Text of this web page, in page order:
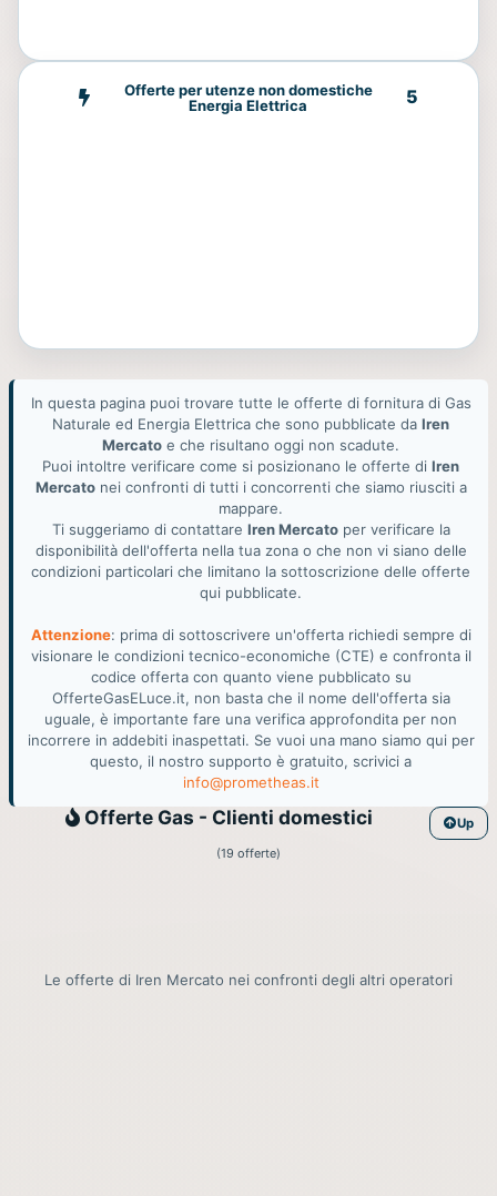
Offerte per utenze non domestiche
Energia Elettrica
5
In questa pagina puoi trovare tutte le offerte di fornitura di Gas
Naturale ed Energia Elettrica che sono pubblicate da Iren
Mercato e che risultano oggi non scadute.
Puoi intoltre verificare come si posizionano le offerte di Iren
Mercatonei confronti di tutti i concorrenti che siamo riusciti a
mappare.
Ti suggeriamo di contattare Iren Mercatoper verificare la
disponibilità dell'offerta nella tua zona o che non vi siano delle
condizioni particolari che limitano la sottoscrizione delle offerte
qui pubblicate.
Attenzione: prima di sottoscrivere un'offerta richiedi sempre di
visionare le condizioni tecnico-economiche (CTE) e confronta il
codice offerta con quanto viene pubblicato su
OfferteGasELuce.it, non basta che il nome dell'offerta sia
uguale, è importante fare una verifica approfondita per non
incorrere in addebiti inaspettati. Se vuoi una mano siamo qui per
questo, il nostro supporto è gratuito, scrivici a
info@prometheas.it
Gas
Offerte Gas - Clienti domestici
Up
(19 offerte)
Le offerte di Iren Mercato nei confronti degli altri operatori